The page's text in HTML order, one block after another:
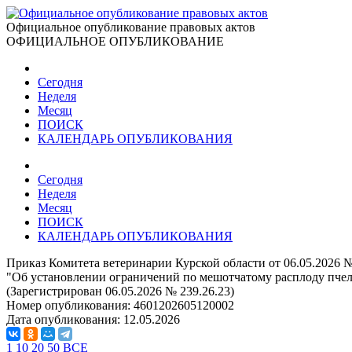
Официальное опубликование правовых актов
ОФИЦИАЛЬНОЕ ОПУБЛИКОВАНИЕ
Сегодня
Неделя
Месяц
ПОИСК
КАЛЕНДАРЬ ОПУБЛИКОВАНИЯ
Сегодня
Неделя
Месяц
ПОИСК
КАЛЕНДАРЬ ОПУБЛИКОВАНИЯ
Приказ Комитета ветеринарии Курской области от 06.05.2026
"Об установлении ограничений по мешотчатому расплоду
(Зарегистрирован 06.05.2026 № 239.26.23)
Номер опубликования: 4601202605120002
Дата опубликования: 12.05.2026
1 10 20 50 ВСЕ